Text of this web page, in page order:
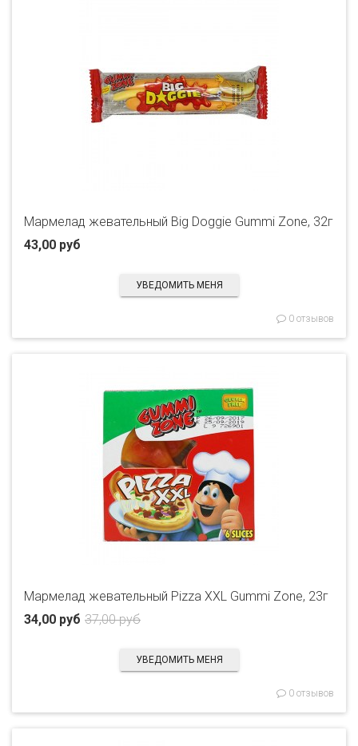
Мармелад жевательный Big Doggie Gummi Zone, 32г
43,00 руб
УВЕДОМИТЬ МЕНЯ
0 отзывов
Мармелад жевательный Pizza XXL Gummi Zone, 23г
37,00 руб
34,00 руб
УВЕДОМИТЬ МЕНЯ
0 отзывов